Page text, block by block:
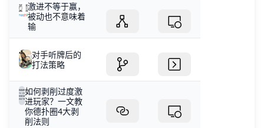
激进不等于赢，
被动也不意味着
输
对手听牌后的
打法策略
如何剥削过度激
进玩家？一文教
你德扑圈4大剥
削法则